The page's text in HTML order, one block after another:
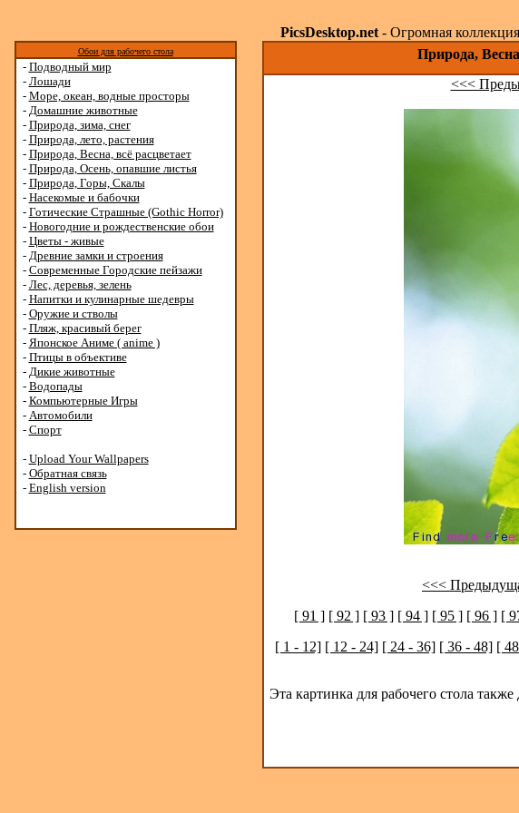
PicsDesktop.net- Огромная коллекция
Обои для рабочего стола
- Подводный мир
- Лошади
- Море, океан, водные просторы
- Домашние животные
- Природа, зима, снег
- Природа, лето, растения
- Природа, Весна, всё расцветает
- Природа, Осень, опавшие листья
- Природа, Горы, Скалы
- Насекомые и бабочки
- Готические Страшные (Gothic Horror)
- Новогодние и рождественские обои
- Цветы - живые
- Древние замки и строения
- Современные Городские пейзажи
- Лес, деревья, зелень
- Напитки и кулинарные шедевры
- Оружие и стволы
- Пляж, красивый берег
- Японское Аниме ( anime )
- Птицы в объективе
- Дикие животные
- Водопады
- Компьютерные Игры
- Автомобили
- Спорт
- Upload Your Wallpapers
- Обратная связь
- English version
Природа,
<<<
<<<
[ 91 ] [ 92 ] [ 93 ] [ 94 ] [ 95 ] [ 96 ] [
[ 1 - 12] [ 12 - 24] [ 24 - 36] [ 36 - 48] [
Эта картинка для рабочего стола